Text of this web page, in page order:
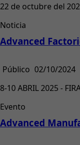
22 de octubre del
Noticia
Advanced
Público 02/10/2024
8-10 ABRIL 2025 -
Evento
Advanced